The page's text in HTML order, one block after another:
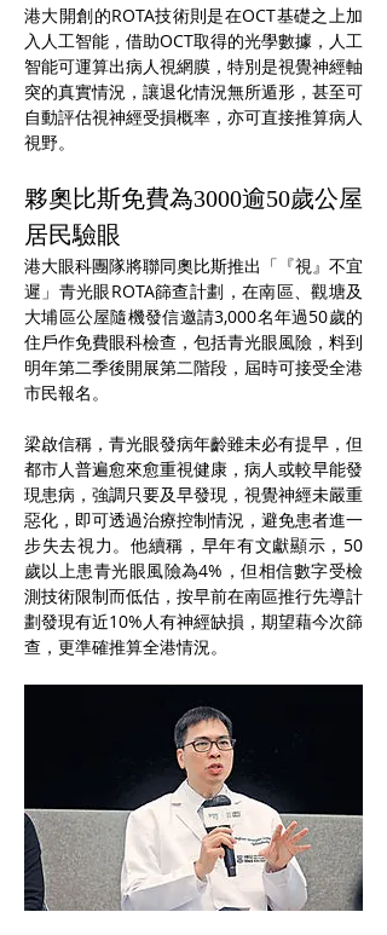
港大開創的ROTA技術則是在OCT基礎之上加
入人工智能，借助OCT取得的光學數據，人工
智能可運算出病人視網膜，特別是視覺神經軸
突的真實情況，讓退化情況無所遁形，甚至可
自動評估視神經受損概率，亦可直接推算病人
視野。
夥奧比斯免費為3000逾50歲公屋
居民驗眼
港大眼科團隊將聯同奧比斯推出「『視』不宜
遲」青光眼ROTA篩查計劃，在南區、觀塘及
大埔區公屋隨機發信邀請3,000名年過50歲的
住戶作免費眼科檢查，包括青光眼風險，料到
明年第二季後開展第二階段，屆時可接受全港
市民報名。
梁啟信稱，青光眼發病年齡雖未必有提早，但
都市人普遍愈來愈重視健康，病人或較早能發
現患病，強調只要及早發現，視覺神經未嚴重
惡化，即可透過治療控制情況，避免患者進一
步失去視力。他續稱，早年有文獻顯示，50
歲以上患青光眼風險為4%，但相信數字受檢
測技術限制而低估，按早前在南區推行先導計
劃發現有近10%人有神經缺損，期望藉今次篩
查，更準確推算全港情況。